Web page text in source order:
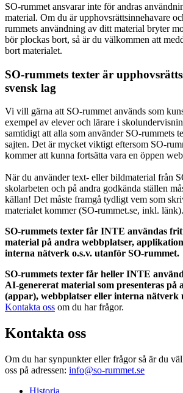
SO-rummet ansvarar inte för andras
material. Om du är upphovsrättsinnehavare
rummets användning av ditt material bryter
bör plockas bort, så är du välkommen att
bort materialet.
SO-rummets texter är
svensk lag
Vi vill gärna att SO-rummet används som
exempel av elever och lärare i
samtidigt att alla som använder SO-rummets
sajten. Det är mycket viktigt eftersom SO-
kommer att kunna fortsätta vara en öppen
När du använder text- eller bildmaterial från
skolarbeten och på andra godkända ställen
källan! Det måste framgå tydligt vem som
materialet kommer (SO-rummet.se, inkl. länk).
SO-rummets texter får INTE användas
material på andra webbplatser,
interna nätverk o.s.v. utanför SO-rummet.
SO-rummets texter får heller INTE
AI-genererat material som presenteras
(appar), webbplatser eller interna nätverk
Kontakta oss om du har frågor.
Kontakta oss
Om du har synpunkter eller frågor så är du
oss på adressen: info@so-rummet.se